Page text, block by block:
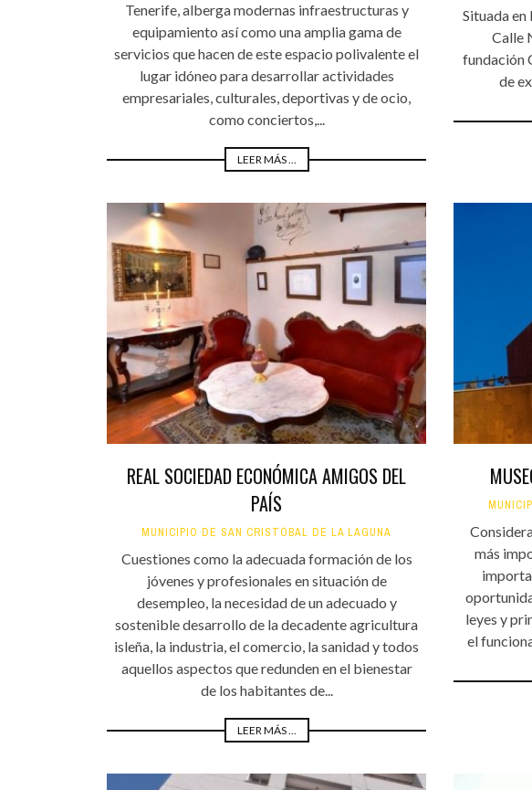
Tenerife, alberga modernas infraestructuras y
equipamiento así como una amplia gama de
servicios que hacen de este espacio polivalente el
lugar idóneo para desarrollar actividades
empresariales, culturales, deportivas y de ocio,
como conciertos,...
LEER MÁS ...
Situada en
Calle
fundación
de
REAL SOCIEDAD ECONÓMICA AMIGOS DEL
PAÍS
MUNICIPIO DE SAN CRISTÓBAL DE LA LAGUNA
Cuestiones como la adecuada formación de los
jóvenes y profesionales en situación de
desempleo, la necesidad de un adecuado y
sostenible desarrollo de la decadente agricultura
isleña, la industria, el comercio, la sanidad y todos
aquellos aspectos que redunden en el bienestar
de los habitantes de...
LEER MÁS ...
más
leyes y
el